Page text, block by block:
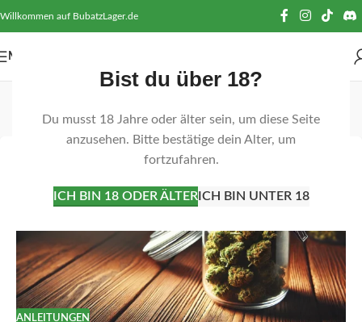
Bist du über 18?
Du musst 18 Jahre oder älter sein, um diese Seite
anzusehen. Bitte bestätige dein Alter, um
fortzufahren.
ICH BIN 18 ODER ÄLTERICH BIN UNTER 18
Willkommen auf BubatzLager.de
MENÜ
Startseite Beiträge mit Schlagwort "Lichtschutz"
ANLEITUNGEN